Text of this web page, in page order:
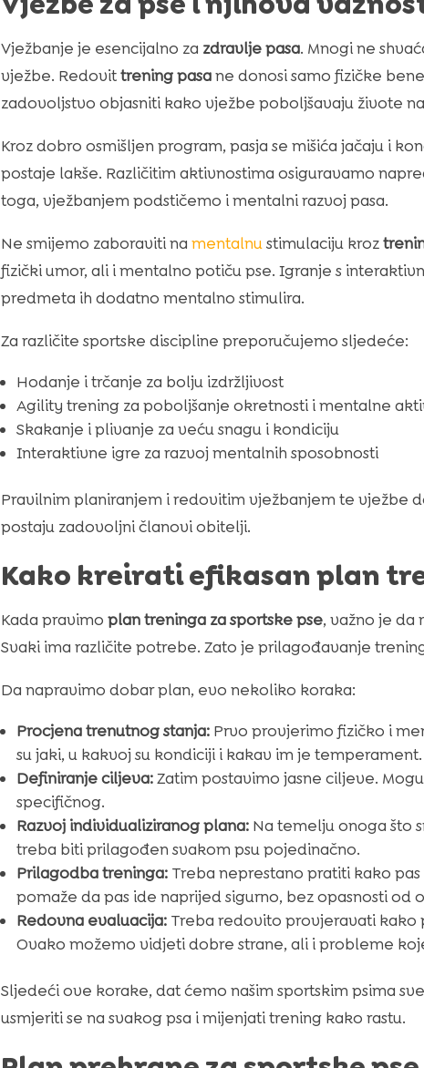
Vježbanje je esencijalno za zdravlje pasa. Mnogi ne
vježbe. Redovittrening pasane donosi samo fizičke
zadovoljstvo objasniti kako vježbe poboljšavaju živote
Kroz dobro osmišljen program, pasja se mišića jačaju i
postaje lakše. Različitim aktivnostima osiguravamo
toga, vježbanjem podstičemo i mentalni razvoj pasa.
Ne smijemo zaboraviti na mentalnustimulaciju kroz
fizički umor, ali i mentalno potiču pse. Igranje s
predmeta ih dodatno mentalno stimulira.
Za različite sportske discipline preporučujemo sljedeće:
Hodanje i trčanje za bolju izdržljivost
Agility trening za poboljšanje okretnosti i mentalne
Skakanje i plivanje za veću snagu i kondiciju
Interaktivne igre za razvoj mentalnih sposobnosti
Pravilnim planiranjem i redovitim vježbanjem te vježbe
postaju zadovoljni članovi obitelji.
Kako kreirati efikasan plan
Kada pravimo plan treninga za sportske pse, važno je da
Svaki ima različite potrebe. Zato je prilagođavanje
Da napravimo dobar plan, evo nekoliko koraka:
Procjena trenutnog stanja:Prvo provjerimo fizičko i
su jaki, u kakvoj su kondiciji i kakav im je temperament.
Definiranje ciljeva:Zatim postavimo jasne ciljeve.
specifičnog.
Razvoj individualiziranog plana: Na temelju onoga što
treba biti prilagođen svakom psu pojedinačno.
Prilagodba treninga:Treba neprestano pratiti kako
pomaže da pas ide naprijed sigurno, bez opasnosti od
Redovna evaluacija:Treba redovito provjeravati kako
Ovako možemo vidjeti dobre strane, ali i probleme
Sljedeći ove korake, dat ćemo našim sportskim psima
usmjeriti se na svakog psa i mijenjati trening kako rastu.